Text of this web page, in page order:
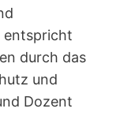
entspricht
durch das
und
Dozent